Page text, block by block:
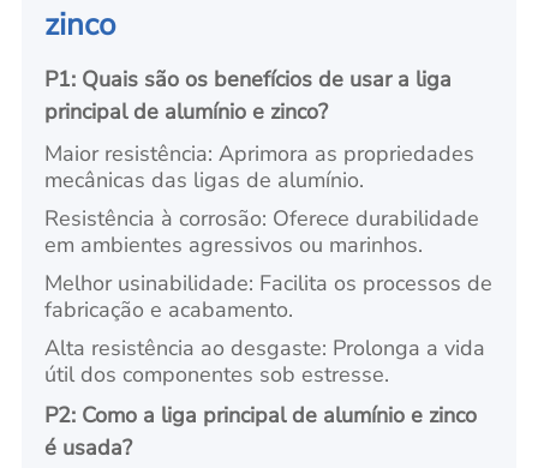
zinco
P1: Quais são os benefícios de usar a liga
principal de alumínio e zinco?
Maior resistência: Aprimora as propriedades
mecânicas das ligas de alumínio.
Resistência à corrosão: Oferece durabilidade
em ambientes agressivos ou marinhos.
Melhor usinabilidade: Facilita os processos de
fabricação e acabamento.
Alta resistência ao desgaste: Prolonga a vida
útil dos componentes sob estresse.
P2: Como a liga principal de alumínio e zinco
é usada?